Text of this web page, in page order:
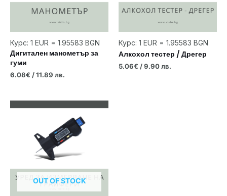
Курс: 1 EUR = 1.95583 BGN
Дигитален манометър за
гуми
6.08€ / 11.89 лв.
Курс: 1 EUR = 1.95583 BGN
Алкохол тестер / Дрегер
5.06€ / 9.90 лв.
OUT OF STOCK